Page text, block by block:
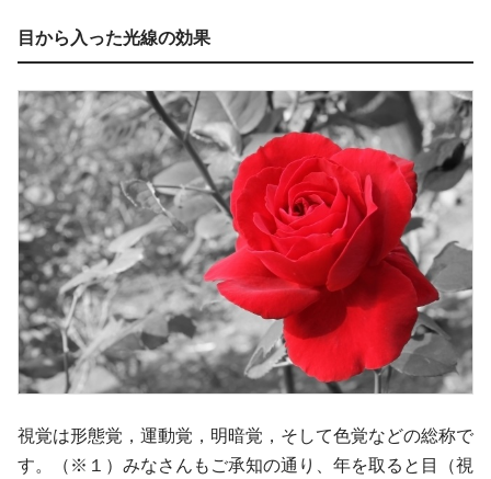
目から入った光線の効果
視覚は形態覚，運動覚，明暗覚，そして色覚などの総称で
す。（※１）みなさんもご承知の通り、年を取ると目（視